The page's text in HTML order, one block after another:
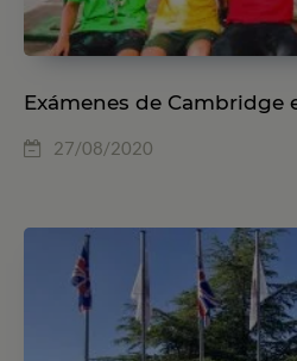
Exámenes de Cambridge
27/08/2020